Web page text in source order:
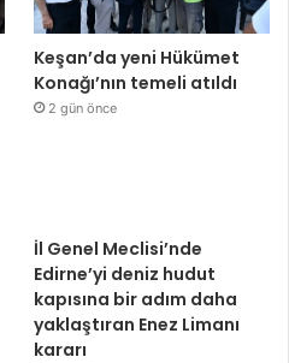
Keşan’da yeni Hükümet
Konağı’nın temeli atıldı
2 gün önce
İl Genel Meclisi’nde
Edirne’yi deniz hudut
kapısına bir adım daha
yaklaştıran Enez Limanı
kararı